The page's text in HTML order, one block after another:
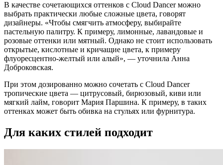
В качестве сочетающихся оттенков с Cloud Dancer можно
выбрать практически любые сложные цвета, говорят
дизайнеры. «Чтобы смягчить атмосферу, выбирайте
пастельную палитру. К примеру, лимонные, лавандовые и
розовые оттенки или мятный. Однако не стоит использовать
открытые, кислотные и кричащие цвета, к примеру
флуоресцентно-желтый или алый», — уточнила Анна
Доброковская.
При этом дозированно можно сочетать с Cloud Dancer
тропические цвета — цитрусовый, бирюзовый, киви или
мягкий лайм, говорит Мария Паршина. К примеру, в таких
оттенках может быть обивка на стульях или фурнитура.
Для каких стилей подходит